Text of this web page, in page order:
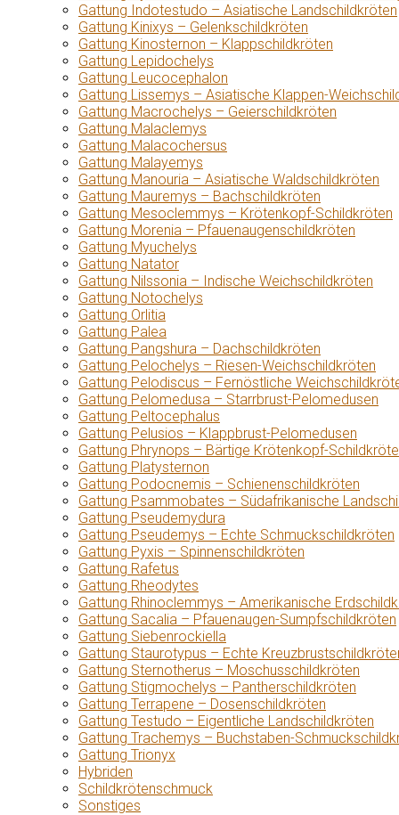
Gattung Indotestudo – Asiatische Landschildkröten
Gattung Kinixys – Gelenkschildkröten
Gattung Kinosternon – Klappschildkröten
Gattung Lepidochelys
Gattung Leucocephalon
Gattung Lissemys – Asiatische Klappen-
Gattung Macrochelys – Geierschildkröten
Gattung Malaclemys
Gattung Malacochersus
Gattung Malayemys
Gattung Manouria – Asiatische Waldschildkröten
Gattung Mauremys – Bachschildkröten
Gattung Mesoclemmys – Krötenkopf-Schildkröten
Gattung Morenia – Pfauenaugenschildkröten
Gattung Myuchelys
Gattung Natator
Gattung Nilssonia – Indische Weichschildkröten
Gattung Notochelys
Gattung Orlitia
Gattung Palea
Gattung Pangshura – Dachschildkröten
Gattung Pelochelys – Riesen-Weichschildkröten
Gattung Pelodiscus – Fernöstliche
Gattung Pelomedusa – Starrbrust-Pelomedusen
Gattung Peltocephalus
Gattung Pelusios – Klappbrust-Pelomedusen
Gattung Phrynops – Bärtige Krötenkopf-
Gattung Platysternon
Gattung Podocnemis – Schienenschildkröten
Gattung Psammobates – Südafrikanische
Gattung Pseudemydura
Gattung Pseudemys – Echte Schmuckschildkröten
Gattung Pyxis – Spinnenschildkröten
Gattung Rafetus
Gattung Rheodytes
Gattung Rhinoclemmys – Amerikanische
Gattung Sacalia – Pfauenaugen-Sumpfschildkröten
Gattung Siebenrockiella
Gattung Staurotypus – Echte
Gattung Sternotherus – Moschusschildkröten
Gattung Stigmochelys – Pantherschildkröten
Gattung Terrapene – Dosenschildkröten
Gattung Testudo – Eigentliche Landschildkröten
Gattung Trachemys – Buchstaben-
Gattung Trionyx
Hybriden
Schildkrötenschmuck
Sonstiges